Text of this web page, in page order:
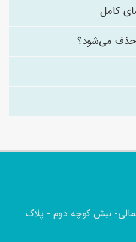
حذف می‌شود؟
نبش کوچه دوم - پلاک